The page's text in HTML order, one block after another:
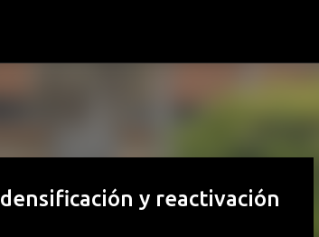
y reactivación